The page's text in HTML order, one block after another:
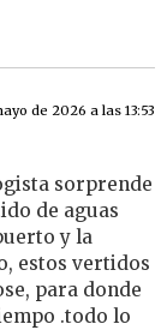
de 2026 a las 13:53
sorprende
de aguas
y la
estos vertidos
para donde
.todo lo